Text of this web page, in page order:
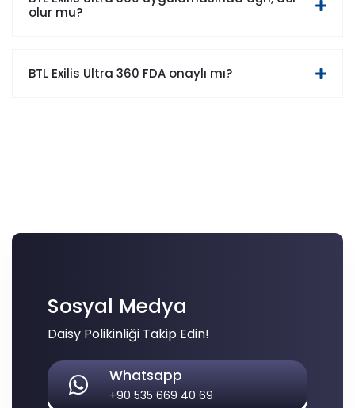
olur mu?
BTL Exilis Ultra 360 FDA onaylı mı?
Sosyal Medya
Daisy Polikinliği Takip Edin!
Whatsapp
+90 535 669 40 69